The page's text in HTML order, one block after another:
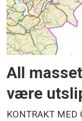
All
være
KONTRAKT MED